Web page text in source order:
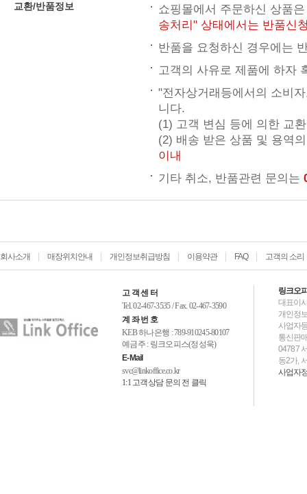
교환/반품정보
쇼핑몰에서 주문하신 상품
송처리" 상태에서는 반품신
반품을 요청하신 경우에는
고객의 사유로 제품에 하자
"전자상거래등에서의 소비
니다.
(1) 고객 변심 등에 의한 교
(2) 배송 받은 상품 및 용역
이내
기타 취소, 반품관련 문의는
회사소개 매장위치안내 개인정보취급방침 이용약관 FAQ 고객의 소리
고 객 센 터
Tel. 02-467-3535 / Fax. 02-467-3590
계 좌 번 호
KEB 하나은행 : 789-910245-80107
예금주 : 링크오피스(정성욱)
E-Mail
svc@linkoffice.co.kr
1:1 고객상담 문의 전 클릭
링크오
대표이
개인정
사업자
통신판
04787
동2가,
사업자